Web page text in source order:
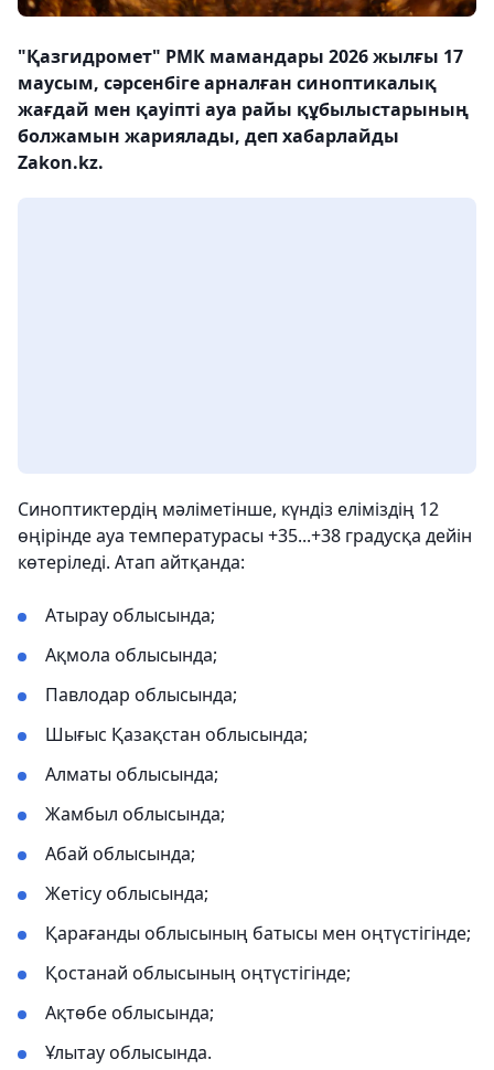
"Қазгидромет" РМК мамандары 2026 жылғы 17
маусым, сәрсенбіге арналған синоптикалық
жағдай мен қауіпті ауа райы құбылыстарының
болжамын жариялады, деп хабарлайды
Zakon.kz.
Синоптиктердің мәліметінше, күндіз еліміздің 12
өңірінде ауа температурасы +35...+38 градусқа дейін
көтеріледі. Атап айтқанда:
Атырау облысында;
Ақмола облысында;
Павлодар облысында;
Шығыс Қазақстан облысында;
Алматы облысында;
Жамбыл облысында;
Абай облысында;
Жетісу облысында;
Қарағанды облысының батысы мен оңтүстігінде;
Қостанай облысының оңтүстігінде;
Ақтөбе облысында;
Ұлытау облысында.